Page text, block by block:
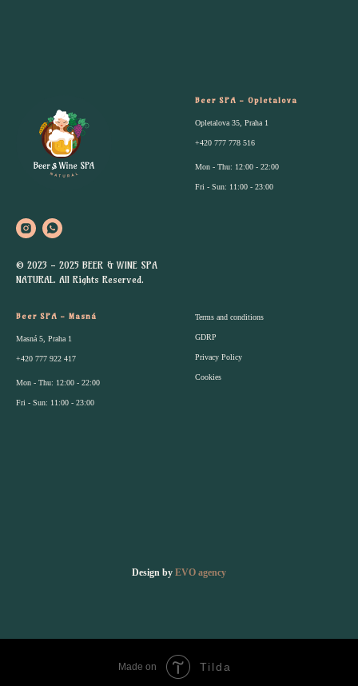
© 2023 - 2025 BEER & WINE SPA
NATURAL. All Rights Reserved.
Beer SPA - Opletalova
Opletalova 35, Praha 1
+420 777 778 516
Mon - Thu: 12:00 - 22:00
Fri - Sun: 11:00 - 23:00
Beer SPA - Masná
Masná 5, Praha 1
+420 777 922 417
Mon - Thu: 12:00 - 22:00
Fri - Sun: 11:00 - 23:00
Terms and conditions
GDRP
Privacy Policy
Cookies
Design by EVO agency
Made on Tilda